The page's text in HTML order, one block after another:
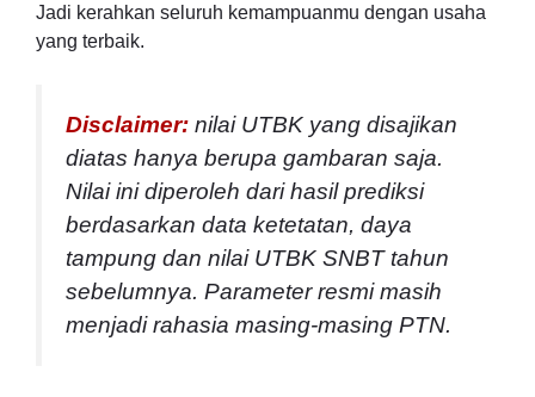
Jadi kerahkan seluruh kemampuanmu dengan usaha
yang terbaik.
Disclaimer: nilai UTBK yang disajikan
diatas hanya berupa gambaran saja.
Nilai ini diperoleh dari hasil prediksi
berdasarkan data ketetatan, daya
tampung dan nilai UTBK SNBT tahun
sebelumnya. Parameter resmi masih
menjadi rahasia masing-masing PTN.